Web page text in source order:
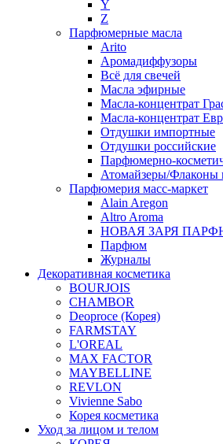
Y
Z
Парфюмерные масла
Arito
Аромадиффузоры
Всё для свечей
Масла эфирные
Масла-концентрат
Масла-концентрат
Отдушки импортные
Отдушки российские
Парфюмерно-
Атомайзеры/Флаконы
Парфюмерия масс-маркет
Alain Aregon
Altro Aroma
НОВАЯ ЗАРЯ
Парфюм
Журналы
Декоративная косметика
BOURJOIS
CHAMBOR
Deoproce (Корея)
FARMSTAY
L'OREAL
MAX FACTOR
MAYBELLINE
REVLON
Vivienne Sabo
Корея косметика
Уход за лицом и телом